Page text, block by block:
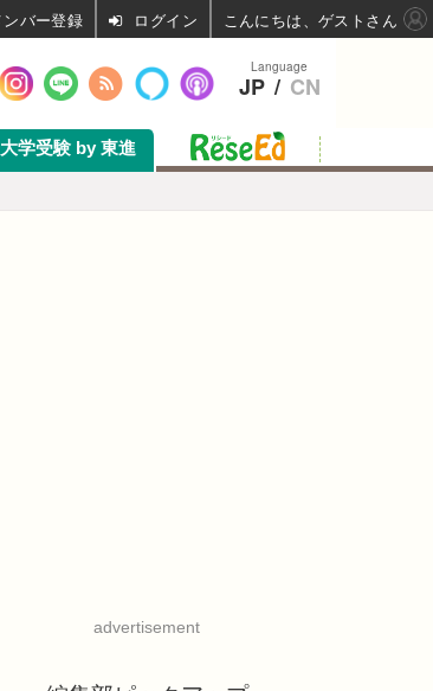
大学受験 by 東進
advertisement
Language
JP / CN
ログイン こんにちは、ゲストさん